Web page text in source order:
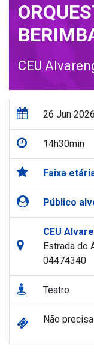
CEU
26 Jun 2026
14h30min
Faixa
Público
CEU
Estrada do
04474340
Teatro
Não